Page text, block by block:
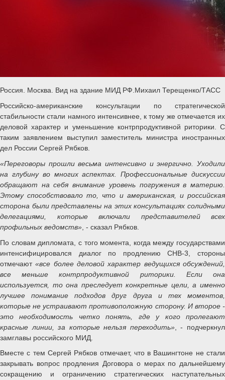
Россия. Москва. Вид на здание МИД РФ.Михаил Терещенко/ТАСС
Российско-американские консультации по стратегической
стабильности стали намного интенсивнее, к тому же отмечается их
деловой характер и уменьшение контрпродуктивной риторики. С
таким заявлением выступил заместитель министра иностранных
дел России Сергей Рябков.
«Переговоры прошли весьма интенсивно и энергично. Уходили
на глубину во многих аспектах. Профессиональные дискуссии
обращают на себя внимание уровень погружения в материю.
Этому способствовало то, что и американская, и российская
сторона были представлены на этих консультациях солидными
делегациями, которые включали представителей всех
профильных ведомств» , - сказал Рябков.
По словам дипломата, с того момента, когда между государствами
интенсифицировался диалог по продлению СНВ-3, стороны
отмечают«все более деловой характер ведущихся обсуждений,
все меньше контрпродуктивной риторики. Если она
используется, то она преследует конкретные цели, а именно
лучшее понимание подходов друг друга и тех моментов,
которые не устраивают противоположную сторону. И второе -
это необходимость четко понять, где у кого пролегают
красные линии, за которые нельзя переходить», - подчеркнул
замглавы российского МИД.
Вместе с тем Сергей Рябков отмечает, что в Вашингтоне не стали
закрывать вопрос продления Договора о мерах по дальнейшему
сокращению и ограничению стратегических наступательных